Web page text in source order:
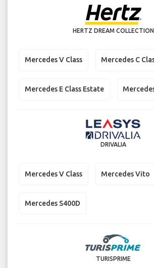
HERTZ DREAM COLLECTION
Mercedes V Class Mercedes C
Mercedes E Class Estate
DRIVALIA
Mercedes V Class Mercedes Vito
Mercedes S400D
TURISPRIME